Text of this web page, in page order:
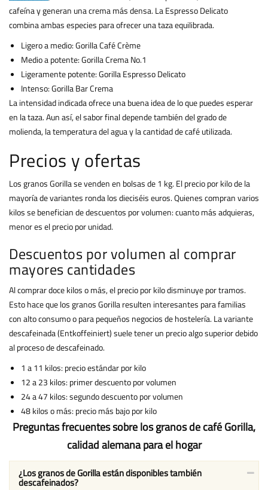
cafeína y generan una crema más densa. La Espresso Delicato
combina ambas especies para ofrecer una taza equilibrada.
Ligero a medio: Gorilla Café Crème
Medio a potente: Gorilla Crema No.1
Ligeramente potente: Gorilla Espresso Delicato
Intenso: Gorilla Bar Crema
La intensidad indicada ofrece una buena idea de lo que puedes esperar
en la taza. Aun así, el sabor final depende también del grado de
molienda, la temperatura del agua y la cantidad de café utilizada.
Precios y ofertas
Los granos Gorilla se venden en bolsas de 1 kg. El precio por kilo de la
mayoría de variantes ronda los dieciséis euros. Quienes compran varios
kilos se benefician de descuentos por volumen: cuanto más adquieras,
menor es el precio por unidad.
Descuentos por volumen al comprar
mayores cantidades
Al comprar doce kilos o más, el precio por kilo disminuye por tramos.
Esto hace que los granos Gorilla resulten interesantes para familias
con alto consumo o para pequeños negocios de hostelería. La variante
descafeinada (Entkoffeiniert) suele tener un precio algo superior debido
al proceso de descafeinado.
1 a 11 kilos: precio estándar por kilo
12 a 23 kilos: primer descuento por volumen
24 a 47 kilos: segundo descuento por volumen
48 kilos o más: precio más bajo por kilo
Preguntas frecuentes sobre los granos de café Gorilla,
calidad alemana para el hogar
¿Los granos de Gorilla están disponibles también
descafeinados?